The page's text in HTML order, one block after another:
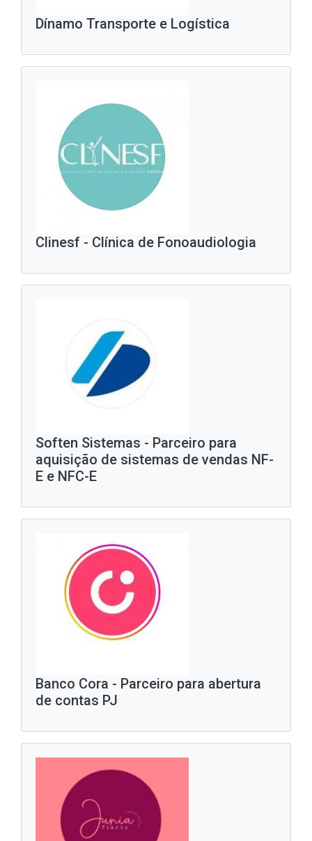
Dínamo Transporte e Logística
Clinesf - Clínica de Fonoaudiologia
Soften Sistemas - Parceiro para
aquisição de sistemas de vendas NF-
E e NFC-E
Banco Cora - Parceiro para abertura
de contas PJ